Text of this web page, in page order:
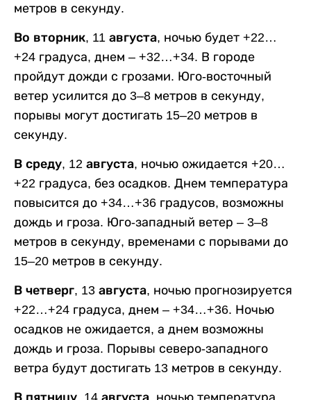
метров в секунду.
Во вторник, 11 августа, ночью будет +22…
+24 градуса, днем – +32…+34. В городе
пройдут дожди с грозами. Юго-восточный
ветер усилится до 3–8 метров в секунду,
порывы могут достигать 15–20 метров в
секунду.
В среду, 12 августа, ночью ожидается +20…
+22 градуса, без осадков. Днем температура
повысится до +34…+36 градусов, возможны
дождь и гроза. Юго-западный ветер – 3–8
метров в секунду, временами с порывами до
15–20 метров в секунду.
В четверг, 13 августа, ночью прогнозируется
+22…+24 градуса, днем – +34…+36. Ночью
осадков не ожидается, а днем возможны
дождь и гроза. Порывы северо-западного
ветра будут достигать 13 метров в секунду.